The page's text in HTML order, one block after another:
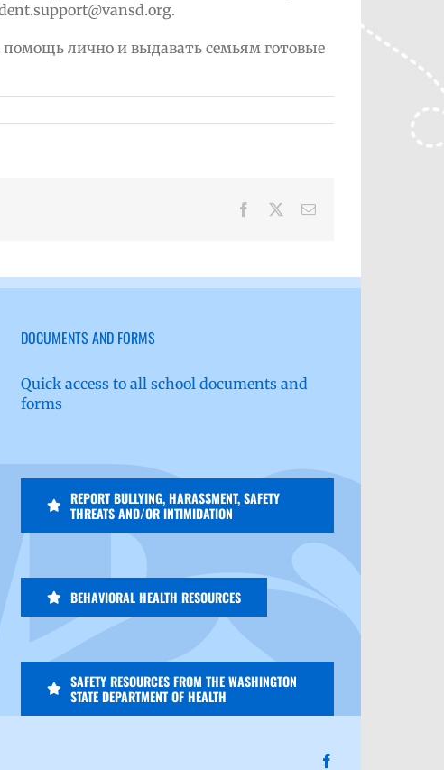
лично и выдавать семьям готовые
Facebook Email
DOCUMENTS AND FORMS
Quick access to all school documents and
forms
REPORT BULLYING, HARASSMENT, SAFETY
THREATS AND/OR INTIMIDATION
BEHAVIORAL HEALTH RESOURCES
SAFETY RESOURCES FROM THE WASHINGTON
STATE DEPARTMENT OF HEALTH